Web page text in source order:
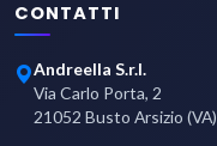
CONTATTI
Andreella S.r.l.
Via Carlo Porta, 2
21052 Busto Arsizio (VA)